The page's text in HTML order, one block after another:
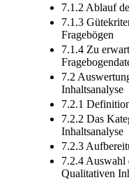
7.1.2 Ablauf
7.1.3
Fragebögen
7.1.4 Zu
7.2
Inhaltsanalyse
7.2.1
7.2.2 Das
Inhaltsanalyse
7.2.3
7.2.4 Auswahl
Qualitativen